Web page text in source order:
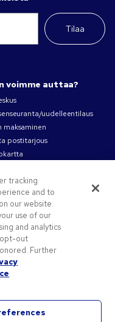
Tilaa
voimme auttaa?
uudelleentilaus
maksaminen
postitarjous
tracking
and to
our website.
use of our
and analytics
out
Further